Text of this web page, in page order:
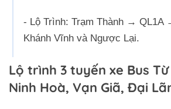
- Lộ Trình: Trạm Thành →
Khánh Vĩnh và Ngược Lại.
Lộ trình 3 tuyến xe Bus
Ninh Hoà, Vạn Giã, Đại